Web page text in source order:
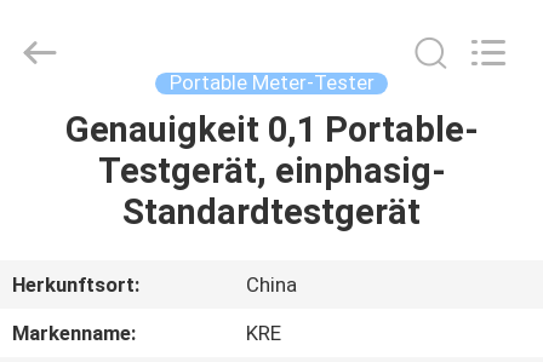
HEIM
PRODUKTE
ÜBER
UNS
Ltd..
Portable Meter-Tester
Genauigkeit 0,1 Portable-
Testgerät, einphasig-
Standardtestgerät
Herkunftsort:
China
Markenname:
KRE